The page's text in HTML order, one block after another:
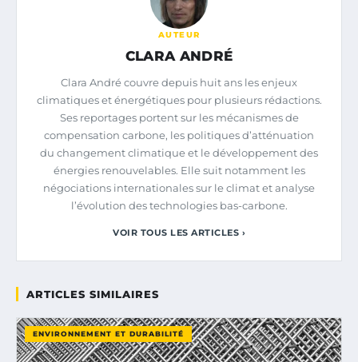
AUTEUR
CLARA ANDRÉ
Clara André couvre depuis huit ans les enjeux
climatiques et énergétiques pour plusieurs rédactions.
Ses reportages portent sur les mécanismes de
compensation carbone, les politiques d’atténuation
du changement climatique et le développement des
énergies renouvelables. Elle suit notamment les
négociations internationales sur le climat et analyse
l’évolution des technologies bas-carbone.
VOIR TOUS LES ARTICLES ›
ARTICLES SIMILAIRES
ENVIRONNEMENT ET DURABILITÉ